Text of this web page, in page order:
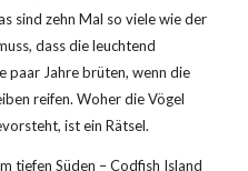
sind zehn Mal so viele wie der
dass die leuchtend
paar Jahre brüten, wenn die
reifen. Woher die Vögel
ist ein Rätsel.
tiefen Süden – Codfish Island